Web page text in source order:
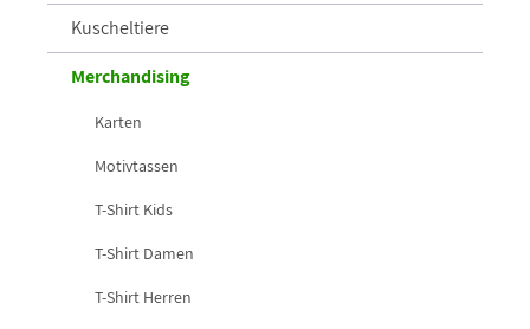
Kuscheltiere
Merchandising
Karten
Motivtassen
T-Shirt Kids
T-Shirt Damen
T-Shirt Herren